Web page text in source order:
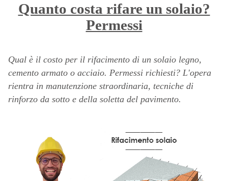
Quanto costa rifare un solaio?
Permessi
Qual è il costo per il rifacimento di un solaio legno,
cemento armato o acciaio. Permessi richiesti? L'opera
rientra in manutenzione straordinaria, tecniche di
rinforzo da sotto e della soletta del pavimento.